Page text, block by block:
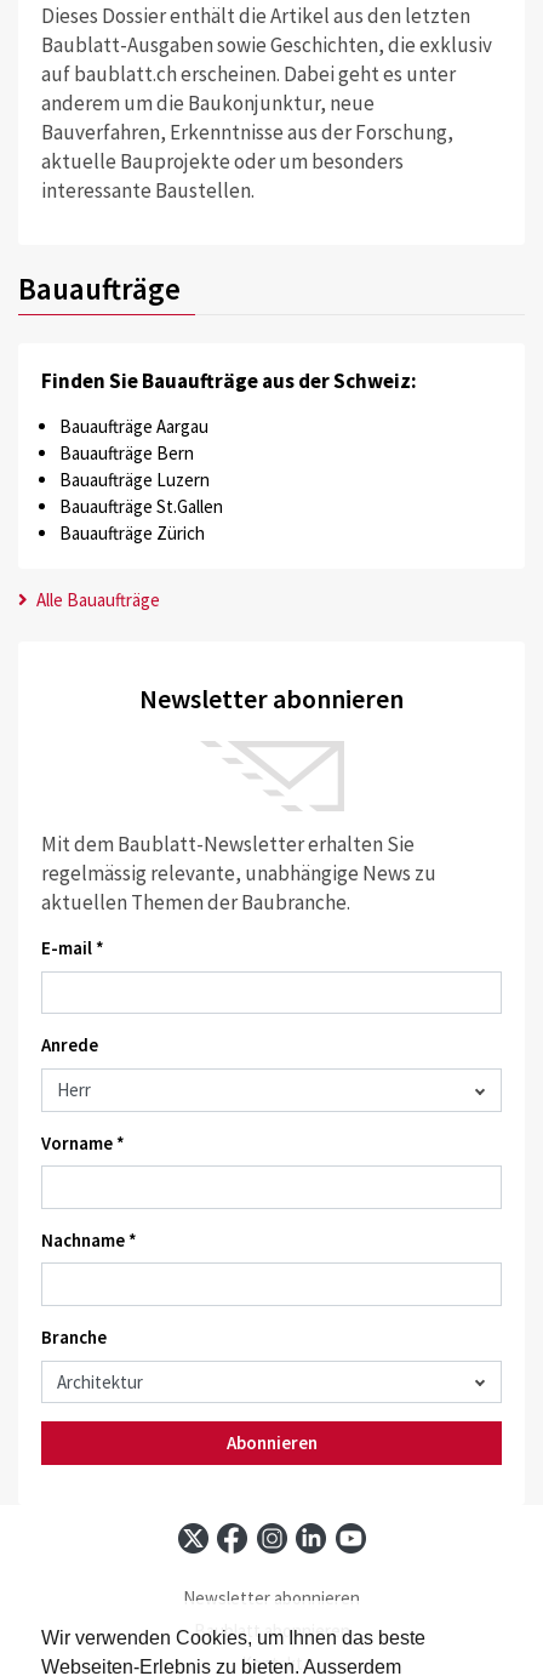
Wir verwenden Cookies, um Ihnen das beste
Webseiten-Erlebnis zu bieten. Ausserdem
Dieses Dossier enthält die Artikel aus den letzten
Baublatt-Ausgaben sowie Geschichten, die exklusiv
auf baublatt.ch erscheinen. Dabei geht es unter
anderem um die Baukonjunktur, neue
Bauverfahren, Erkenntnisse aus der Forschung,
aktuelle Bauprojekte oder um besonders
interessante Baustellen.
Bauaufträge
Finden Sie Bauaufträge aus der Schweiz:
Bauaufträge Aargau
Bauaufträge Bern
Bauaufträge Luzern
Bauaufträge St.Gallen
Bauaufträge Zürich
Alle Bauaufträge
Newsletter abonnieren
Mit dem Baublatt-Newsletter erhalten Sie
regelmässig relevante, unabhängige News zu
aktuellen Themen der Baubranche.
E-mail *
Anrede
Vorname *
Nachname *
Branche
Abonnieren
Newsletter abonnieren
Baublatt abonnieren
Kontakt